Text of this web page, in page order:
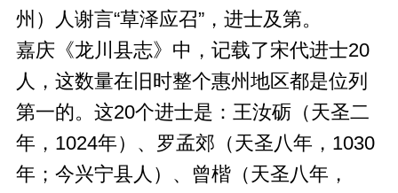
州）人谢言“草泽应召”，进士及第。
嘉庆《龙川县志》中，记载了宋代进士20
人，这数量在旧时整个惠州地区都是位列
第一的。这20个进士是：王汝砺（天圣二
年，1024年）、罗孟郊（天圣八年，1030
年；今兴宁县人）、曾楷（天圣八年，